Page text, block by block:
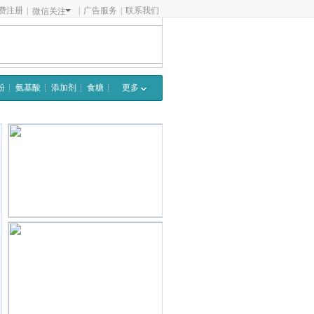
注册 微信关注 广告服务 联系我们
氨基酸 添加剂 食糖 更多